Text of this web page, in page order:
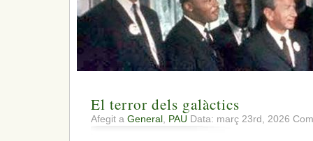
El terror dels galàctics
Afegit a General PAU Data: març 23rd, 2026